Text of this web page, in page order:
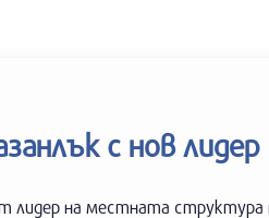
с нов лидер
лидер на местната структура